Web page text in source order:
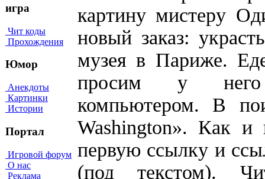
игра
Чит коды
Прохождения
Юмор
Анекдоты
Картинки
Истории
Портал
Игровой форум
О нас
Реклама
картину мистеру
новый заказ:
музея в Париже.
просим у него
компьютером. В
Washington». Как и
первую ссылку и
(под текстом).